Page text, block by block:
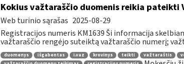
Kokius važtaraščio duomenis reikia pateikti
Web turinio sąrašas 2025-08-29
Registracijos numeris KM1639 Ši informacija
važtaraščio rengėjo suteiktą važtaraščio numerį;
duomenys išgabentas i.vaz krovinys teikti važtaraštis